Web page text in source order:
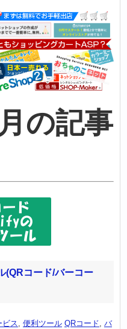
の記事
(QRコード/バーコー
ビス, 便利ツール QRコード, バ